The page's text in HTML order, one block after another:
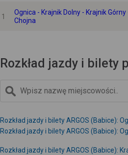
1
Ognica - Krajnik Dolny - Krajnik
Chojna
Rozkład jazdy i bilety
Rozkład jazdy i bilety ARGOS (Babice):
Rozkład jazdy i bilety ARGOS (Babice):
Rozkład jazdy i bilety ARGOS (Babice):